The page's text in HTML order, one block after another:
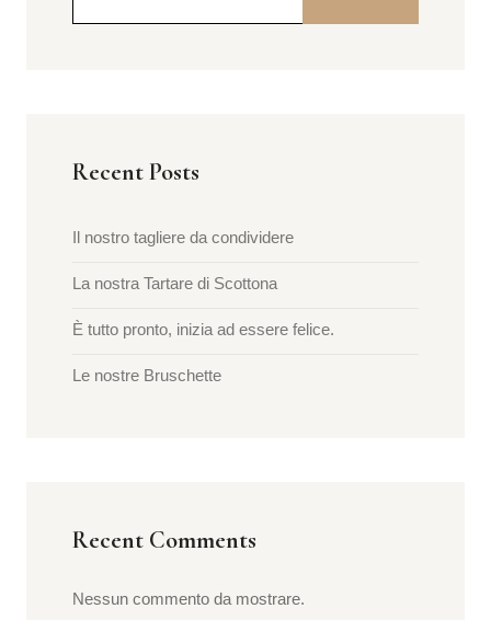
Recent Posts
Il nostro tagliere da condividere
La nostra Tartare di Scottona
È tutto pronto, inizia ad essere felice.
Le nostre Bruschette
Recent Comments
Nessun commento da mostrare.